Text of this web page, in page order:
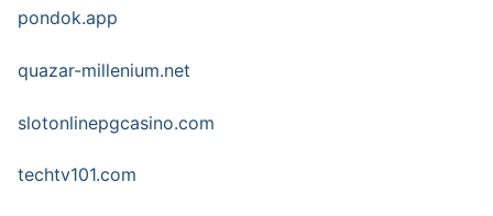
pondok.app
quazar-millenium.net
slotonlinepgcasino.com
techtv101.com